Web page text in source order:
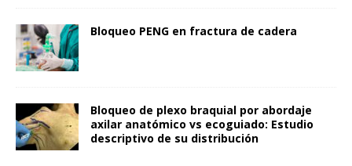
Bloqueo PENG en fractura de cadera
Bloqueo de plexo braquial por abordaje
axilar anatómico vs ecoguiado: Estudio
descriptivo de su distribución